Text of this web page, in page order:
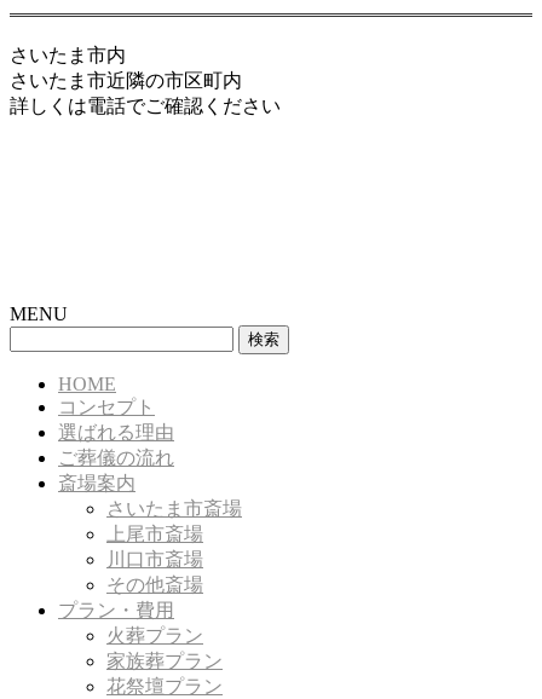
さいたま市内
さいたま市近隣の市区町内
詳しくは電話でご確認ください
MENU
HOME
コンセプト
選ばれる理由
ご葬儀の流れ
斎場案内
さいたま市斎場
上尾市斎場
川口市斎場
その他斎場
プラン・費用
火葬プラン
家族葬プラン
花祭壇プラン